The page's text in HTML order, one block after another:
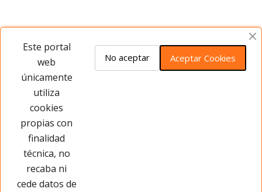
Opiniones del producto
Este producto no tiene opiniones ¡Sé
Este portal
web
únicamente
utiliza
cookies
propias con
finalidad
técnica, no
recaba ni
cede datos de
Aceptar Cookies
No aceptar